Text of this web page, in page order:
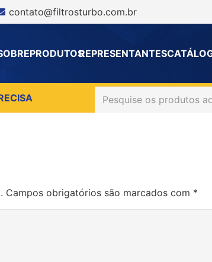
contato@filtrosturbo.com.br
PRODUTOSREPRESENTANTES
Campos obrigatórios são marcados com *